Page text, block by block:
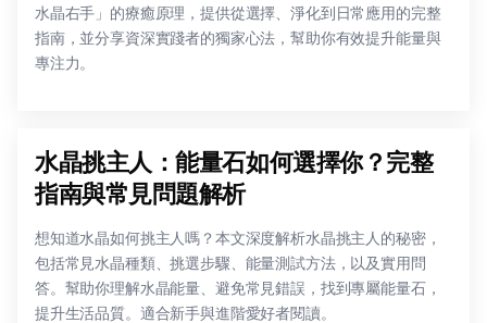
水晶右手」的療癒原理，提供從選擇、淨化到日常應用的完整
指南，並分享資深實踐者的獨家心法，幫助你有效提升能量與
專注力。
水晶挑主人：能量石如何選擇你？完整
指南與常見問題解析
想知道水晶如何挑主人嗎？本文深度解析水晶挑主人的秘密，
包括常見水晶種類、挑選步驟、能量測試方法，以及實用問
答。幫助你理解水晶能量、避免常見錯誤，找到專屬能量石，
提升生活品質。適合新手與進階愛好者閱讀。